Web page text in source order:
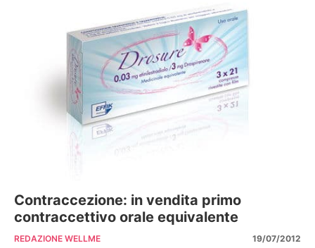
Contraccezione: in vendita primo
contraccettivo orale equivalente
REDAZIONE WELLME 19/07/2012